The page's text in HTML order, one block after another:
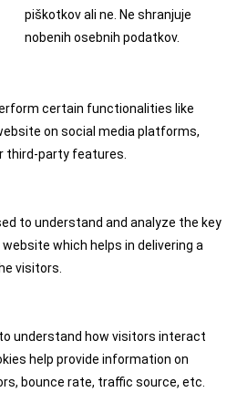
piškotkov ali ne. Ne shranjuje
nobenih osebnih podatkov.
certain functionalities like
on social media platforms,
third-party features.
to understand and analyze the key
which helps in delivering a
visitors.
understand how visitors interact
help provide information on
bounce rate, traffic source, etc.